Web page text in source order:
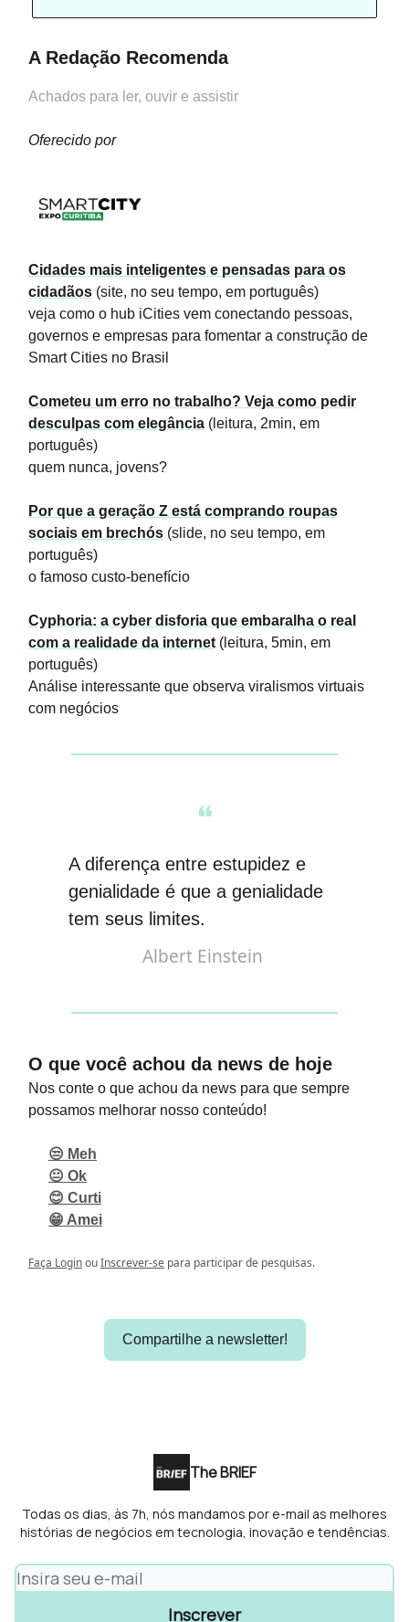
A Redação Recomenda
Achados para ler, ouvir e assistir
Oferecido por
Cidades mais inteligentes e pensadas para os
cidadãos (site, no seu tempo, em português)
veja como o hub iCities vem conectando pessoas,
governos e empresas para fomentar a construção de
Smart Cities no Brasil
Cometeu um erro no trabalho? Veja como pedir
desculpas com elegância (leitura, 2min, em
português)
quem nunca, jovens?
Por que a geração Z está comprando roupas
sociais em brechós (slide, no seu tempo, em
português)
o famoso custo-benefício
Cyphoria: a cyber disforia que embaralha o real
com a realidade da internet (leitura, 5min, em
português)
Análise interessante que observa viralismos virtuais
com negócios
❝
A diferença entre estupidez e
genialidade é que a genialidade
tem seus limites.
Albert Einstein
O que você achou da news de hoje
Nos conte o que achou da news para que sempre
possamos melhorar nosso conteúdo!
😒 Meh
😐 Ok
😊 Curti
😁 Amei
Faça LoginouInscrever-se para participar de pesquisas.
Compartilhe a newsletter!
The BRIEF
Todas os dias, às 7h, nós mandamos por e-mail as melhores
histórias de negócios em tecnologia, inovação e tendências.